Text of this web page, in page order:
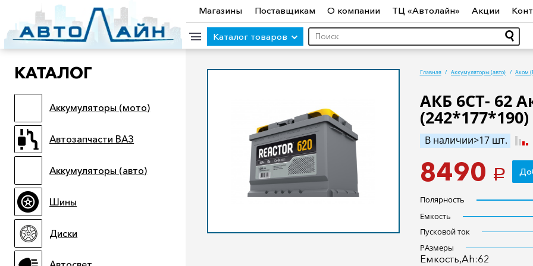
КАТЕГОРИИ ТОВАРОВ
Аккумуляторы (мото) Автозапчасти ВАЗ Аккумуляторы (авто) Шины Автосвет Автостекло
Прицепы
Иномарки Мототехника Садовая техника Инструмент Лодки и
Электроинструмент и оснастка
Магазины Поставщикам О компании ТЦ «Автолайн» Акции
Каталог товаров
КАТАЛОГ
Аккумуляторы (мото)
Автозапчасти ВАЗ
Аккумуляторы (авто)
Шины
Диски
Главная Аккумуляторы (авто) Аком
АКБ 6СТ- 62
В наличии>17 шт.
8490 a
Полярность
Емкость
Пусковой ток
РАзмеры
Емкость,Ah:62